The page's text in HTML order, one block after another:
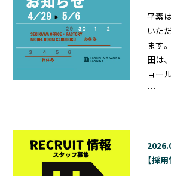
平素
いた
ます
田は
ョー
…
【採